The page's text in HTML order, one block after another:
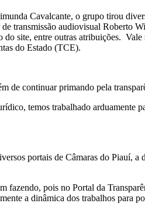
Cavalcante, o grupo tirou
transmissão audiovisual Roberto
site, entre outras atribuições.
do Estado (TCE).
de continuar primando pela
temos trabalhado arduamente
portais de Câmaras do Piauí, a
fazendo, pois no Portal da
a dinâmica dos trabalhos para